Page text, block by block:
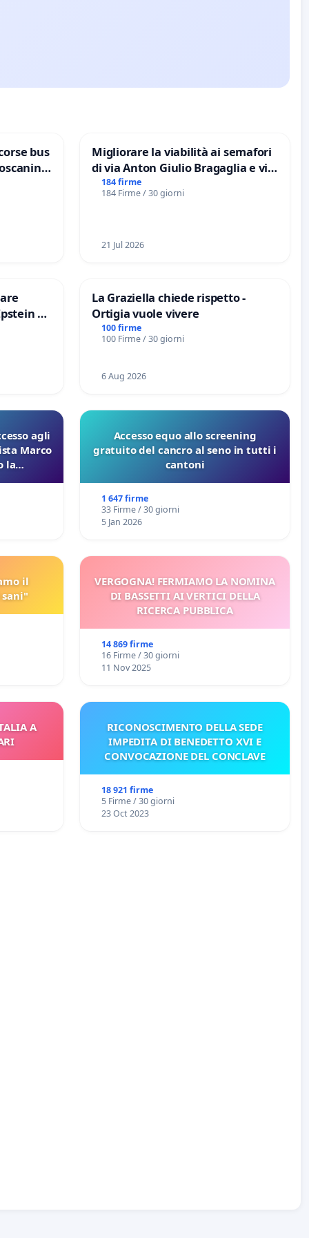
bus
Migliorare la viabilità ai semafori
di via Anton Giulio Bragaglia e via
Tieri XV MUNICIPIO DI ROMA
184 firme
184 Firme / 30 giorni
21 Jul 2026
e
La Graziella chiede rispetto -
Ortigia vuole vivere
100 firme
100 Firme / 30 giorni
6 Aug 2026
agli
Marco
la
Accesso equo allo screening
gratuito del cancro al seno in tutti i
cantoni
1 647 firme
33 Firme / 30 giorni
5 Jan 2026
il
VERGOGNA! FERMIAMO LA NOMINA
DI BASSETTI AI VERTICI DELLA
RICERCA PUBBLICA
14 869 firme
16 Firme / 30 giorni
11 Nov 2025
A
RICONOSCIMENTO DELLA SEDE
IMPEDITA DI BENEDETTO XVI E
CONVOCAZIONE DEL CONCLAVE
18 921 firme
5 Firme / 30 giorni
23 Oct 2023